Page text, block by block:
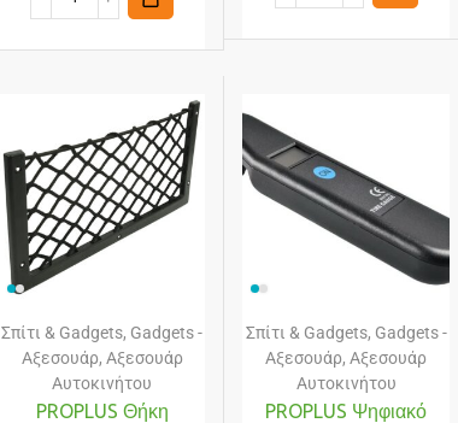
Σπίτι & Gadgets, Gadgets -
Αξεσουάρ, Αξεσουάρ
Αυτοκινήτου
PROPLUS Θήκη
Σπίτι & Gadgets, Gadgets -
Αξεσουάρ,Αξεσουάρ
Αυτοκινήτου
PROPLUS Ψηφιακό